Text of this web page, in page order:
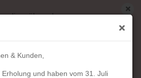
& Kunden,
und haben vom 31. Juli
die während unserer
Juli ab 12:00 Uhr bis 16.
werden ab Montag,
und versendet.
»
Letzter »